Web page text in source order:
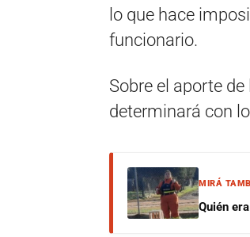
lo que hace
funcionario.
Sobre el aporte
determinará con
MIRÁ
Quién